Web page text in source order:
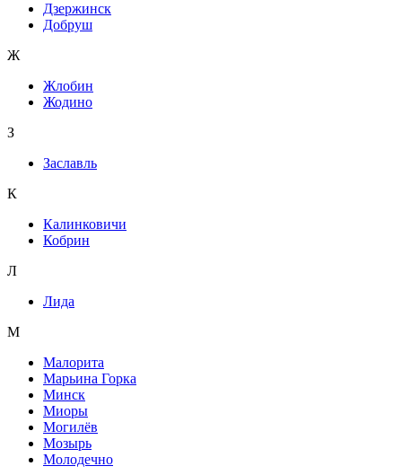
Дзержинск
Добруш
Ж
Жлобин
Жодино
З
Заславль
К
Калинковичи
Кобрин
Л
Лида
М
Малорита
Марьина Горка
Минск
Миоры
Могилёв
Мозырь
Молодечно